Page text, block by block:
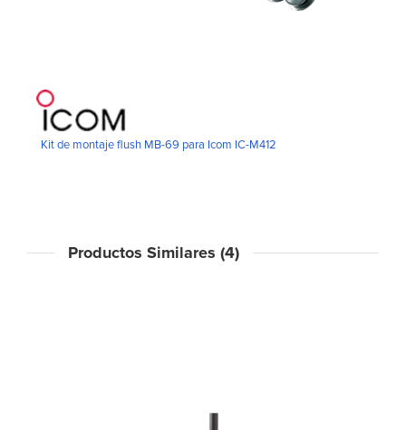
Kit de montaje flush MB-69 para Icom IC-M412
Productos Similares (4)